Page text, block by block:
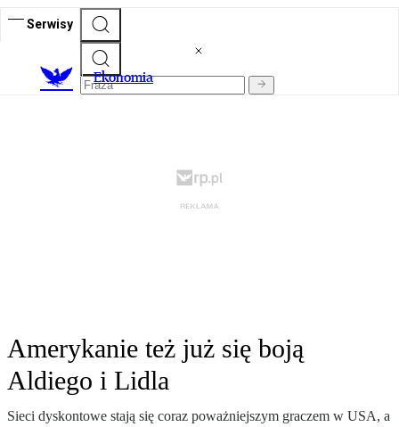
Serwisy
Ekonomia
Amerykanie też już się boją
Aldiego i Lidla
Sieci dyskontowe stają się coraz poważniejszym graczem w USA, a